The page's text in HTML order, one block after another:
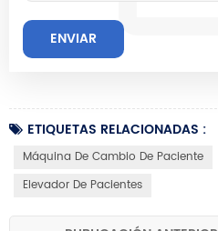
ETIQUETAS RELACIONADAS :
Máquina De Cambio De Paciente
Elevador De Pacientes